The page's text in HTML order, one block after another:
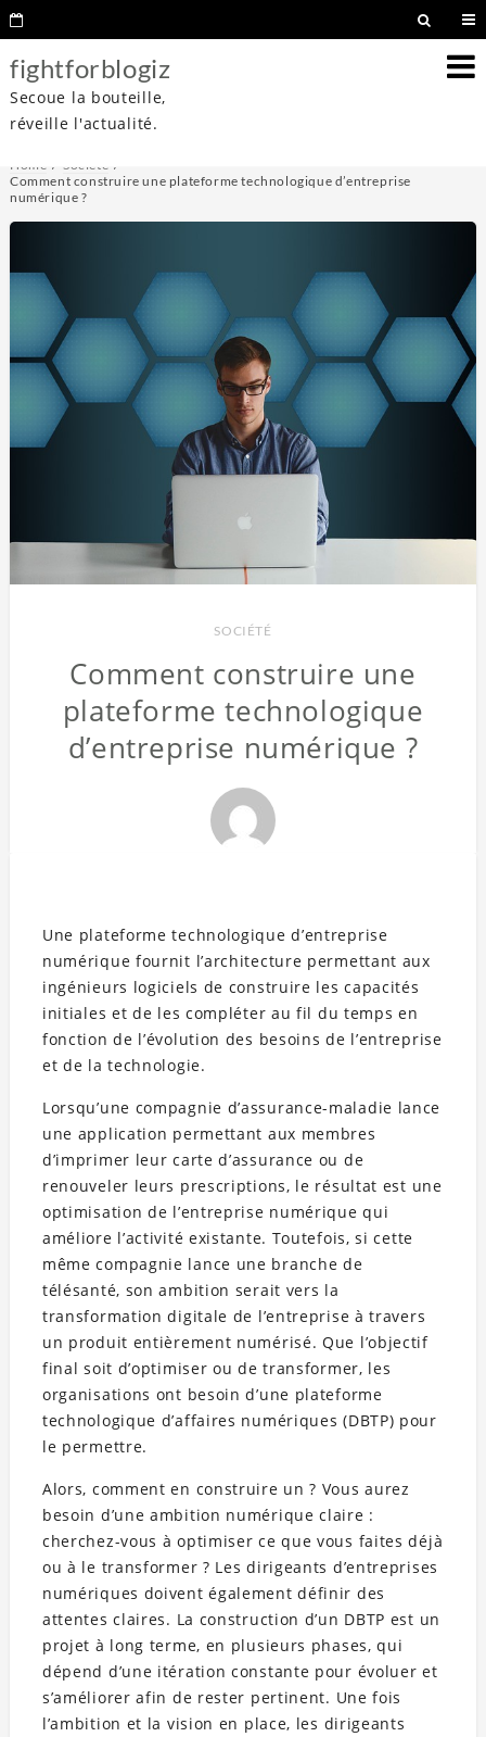
fightforblogiz
Secoue la bouteille,
réveille l'actualité.
Home
Société
Comment construire une plateforme technologique d’entreprise
numérique ?
SOCIÉTÉ
Comment construire une
plateforme technologique
d’entreprise numérique ?
Une plateforme technologique d’entreprise
numérique fournit l’architecture permettant aux
ingénieurs logiciels de construire les capacités
initiales et de les compléter au fil du temps en
fonction de l’évolution des besoins de l’entreprise
et de la technologie.
Lorsqu’une compagnie d’assurance-maladie lance
une application permettant aux membres
d’imprimer leur carte d’assurance ou de
renouveler leurs prescriptions, le résultat est une
optimisation de l’entreprise numérique qui
améliore l’activité existante. Toutefois, si cette
même compagnie lance une branche de
télésanté, son ambition serait vers la
transformation digitale de l’entreprise à travers
un produit entièrement numérisé. Que l’objectif
final soit d’optimiser ou de transformer, les
organisations ont besoin d’une plateforme
technologique d’affaires numériques (DBTP) pour
le permettre.
Alors, comment en construire un ? Vous aurez
besoin d’une ambition numérique claire :
cherchez-vous à optimiser ce que vous faites déjà
ou à le transformer ? Les dirigeants d’entreprises
numériques doivent également définir des
attentes claires. La construction d’un DBTP est un
projet à long terme, en plusieurs phases, qui
dépend d’une itération constante pour évoluer et
s’améliorer afin de rester pertinent. Une fois
l’ambition et la vision en place, les dirigeants